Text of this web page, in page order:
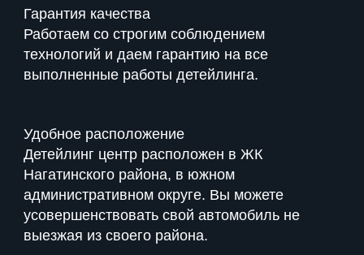
Гарантия качества
Работаем со строгим соблюдением
технологий и даем гарантию на все
выполненные работы детейлинга.
Удобное расположение
Детейлинг центр расположен в ЖК
Нагатинского района, в южном
административном округе. Вы можете
усовершенствовать свой автомобиль не
выезжая из своего района.